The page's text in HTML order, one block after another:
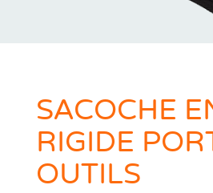
SACOCHE
RIGIDE
OUTILS